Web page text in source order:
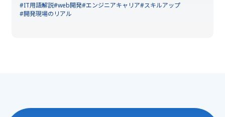
#IT用語解説#web開発#エンジニアキャリア#スキルアップ
#開発現場のリアル